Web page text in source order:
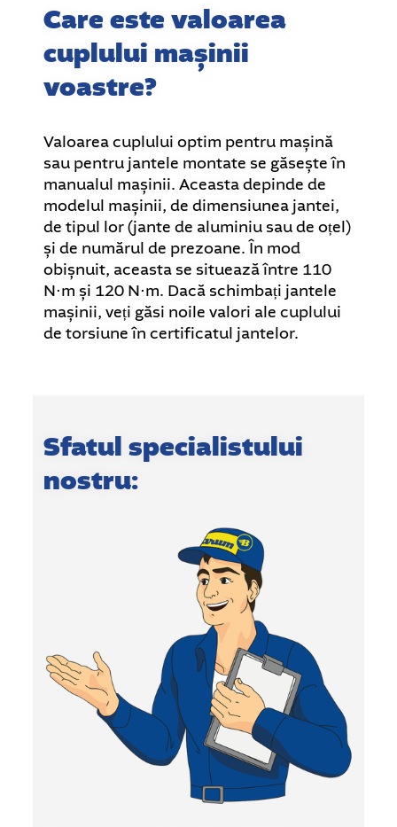
Care este valoarea
cuplului mașinii
voastre?
Valoarea cuplului optim pentru mașină
sau pentru jantele montate se găsește în
manualul mașinii. Aceasta depinde de
modelul mașinii, de dimensiunea jantei,
de tipul lor (jante de aluminiu sau de oțel)
și de numărul de prezoane. În mod
obișnuit, aceasta se situează între 110
N⋅m și 120 N⋅m. Dacă schimbați jantele
mașinii, veți găsi noile valori ale cuplului
de torsiune în certificatul jantelor.
Sfatul specialistului
nostru: